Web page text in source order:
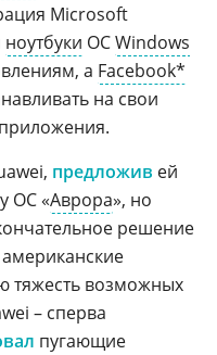
Microsoft
ноутбуки ОСWindows
а Facebook*
на свои
предложив ей
ОС «Аврора», но
решение
тяжесть возможных
– сперва
пугающие